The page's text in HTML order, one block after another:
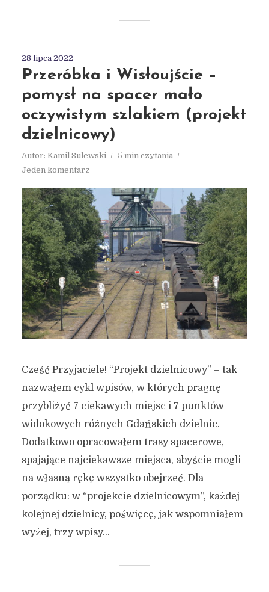
28 lipca 2022
Przeróbka i Wisłoujście –
pomysł na spacer mało
oczywistym szlakiem (projekt
dzielnicowy)
Autor: Kamil Sulewski
5 min czytania
Jeden komentarz
Cześć Przyjaciele! “Projekt dzielnicowy” – tak
nazwałem cykl wpisów, w których pragnę
przybliżyć 7 ciekawych miejsc i 7 punktów
widokowych różnych Gdańskich dzielnic.
Dodatkowo opracowałem trasy spacerowe,
spajające najciekawsze miejsca, abyście mogli
na własną rękę wszystko obejrzeć. Dla
porządku: w “projekcie dzielnicowym”, każdej
kolejnej dzielnicy, poświęcę, jak wspomniałem
wyżej, trzy wpisy...